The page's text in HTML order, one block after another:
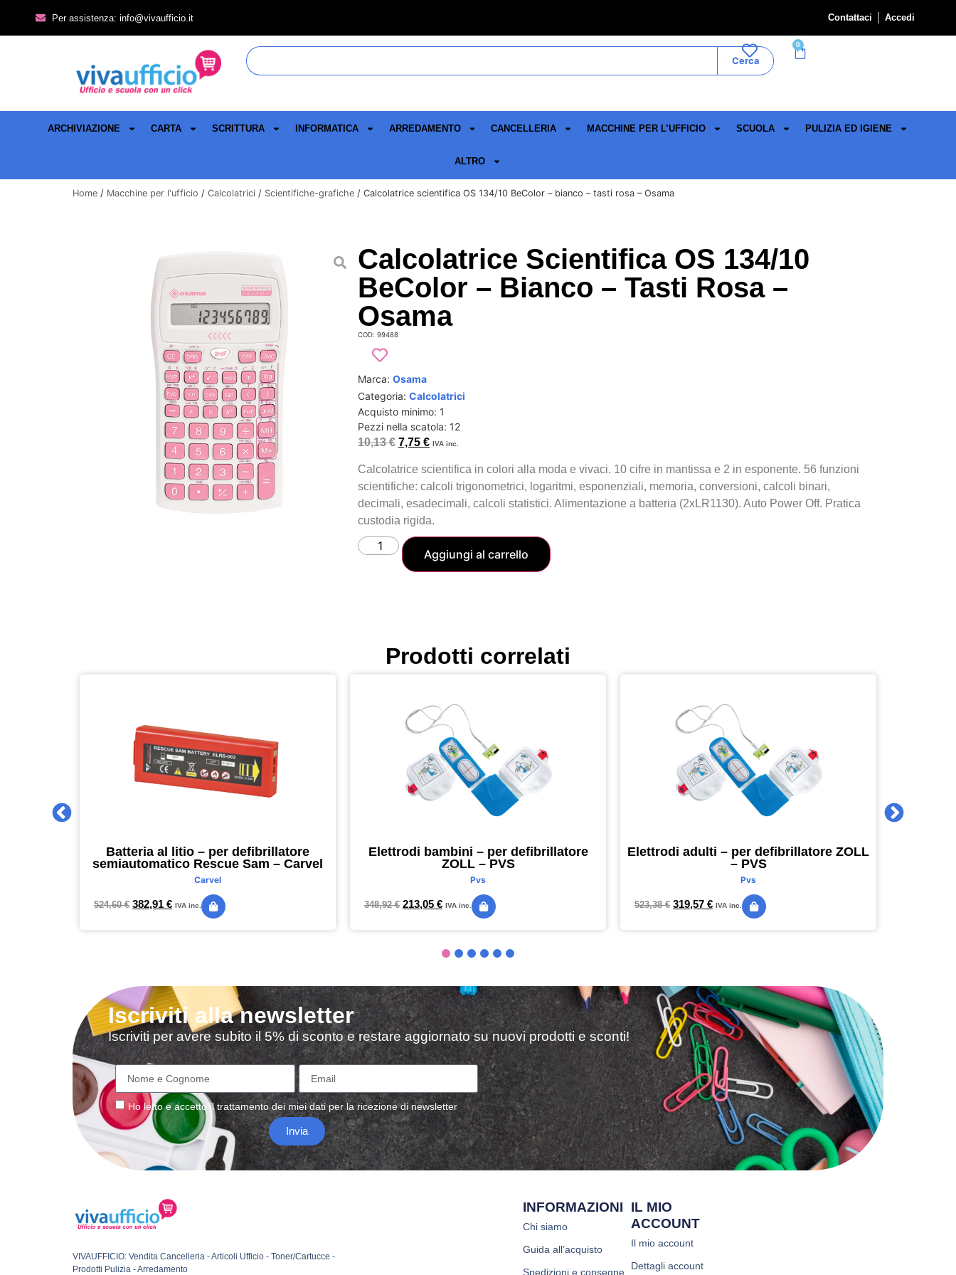
Per assistenza: info@vivaufficio.it Contattaci Accedi
Cerca
0
ARCHIVIAZIONE CARTA SCRITTURA INFORMATICA ARREDAMENTO CANCELLERIA MACCHINE PER L’UFFICIO SCUOLA PULIZIA ED IGIENE
ALTRO
Home / Macchine per l'ufficio / Calcolatrici / Scientifiche-grafiche / Calcolatrice scientifica OS 134/10 BeColor – bianco – tasti rosa – Osama
Calcolatrice Scientifica OS 134/10
BeColor – Bianco – Tasti Rosa –
Osama
COD: 99488
Marca: Osama
Categoria: Calcolatrici
Acquisto minimo: 1
Pezzi nella scatola: 12
10,13€ 7,75 € IVA inc.
Calcolatrice scientifica in colori alla moda e vivaci. 10 cifre in mantissa e 2 in esponente. 56 funzioni
scientifiche: calcoli trigonometrici, logaritmi, esponenziali, memoria, conversioni, calcoli binari,
decimali, esadecimali, calcoli statistici. Alimentazione a batteria (2xLR1130). Auto Power Off. Pratica
custodia rigida.
Aggiungi al carrello
Prodotti correlati
Batteria al litio – per defibrillatore
semiautomatico Rescue Sam – Carvel
Carvel
524,60€ 382,91 € IVA inc.
Elettrodi bambini – per defibrillatore
ZOLL – PVS
Pvs
348,92€ 213,05 € IVA inc.
Elettrodi adulti – per defibrillatore ZOLL
– PVS
Pvs
523,38€ 319,57 € IVA inc.
Iscriviti alla newsletter
Iscriviti per avere subito il 5% di sconto e restare aggiornato su nuovi prodotti e sconti!
Ho letto e accetto iltrattamentodei miei dati per la ricezione di newsletter
Invia
VIVAUFFICIO: Vendita Cancelleria - Articoli Ufficio - Toner/Cartucce -
Prodotti Pulizia - Arredamento
INFORMAZIONI
Chi siamo
Guida all’acquisto
Spedizioni e consegne
IL MIO
ACCOUNT
Il mio account
Dettagli account